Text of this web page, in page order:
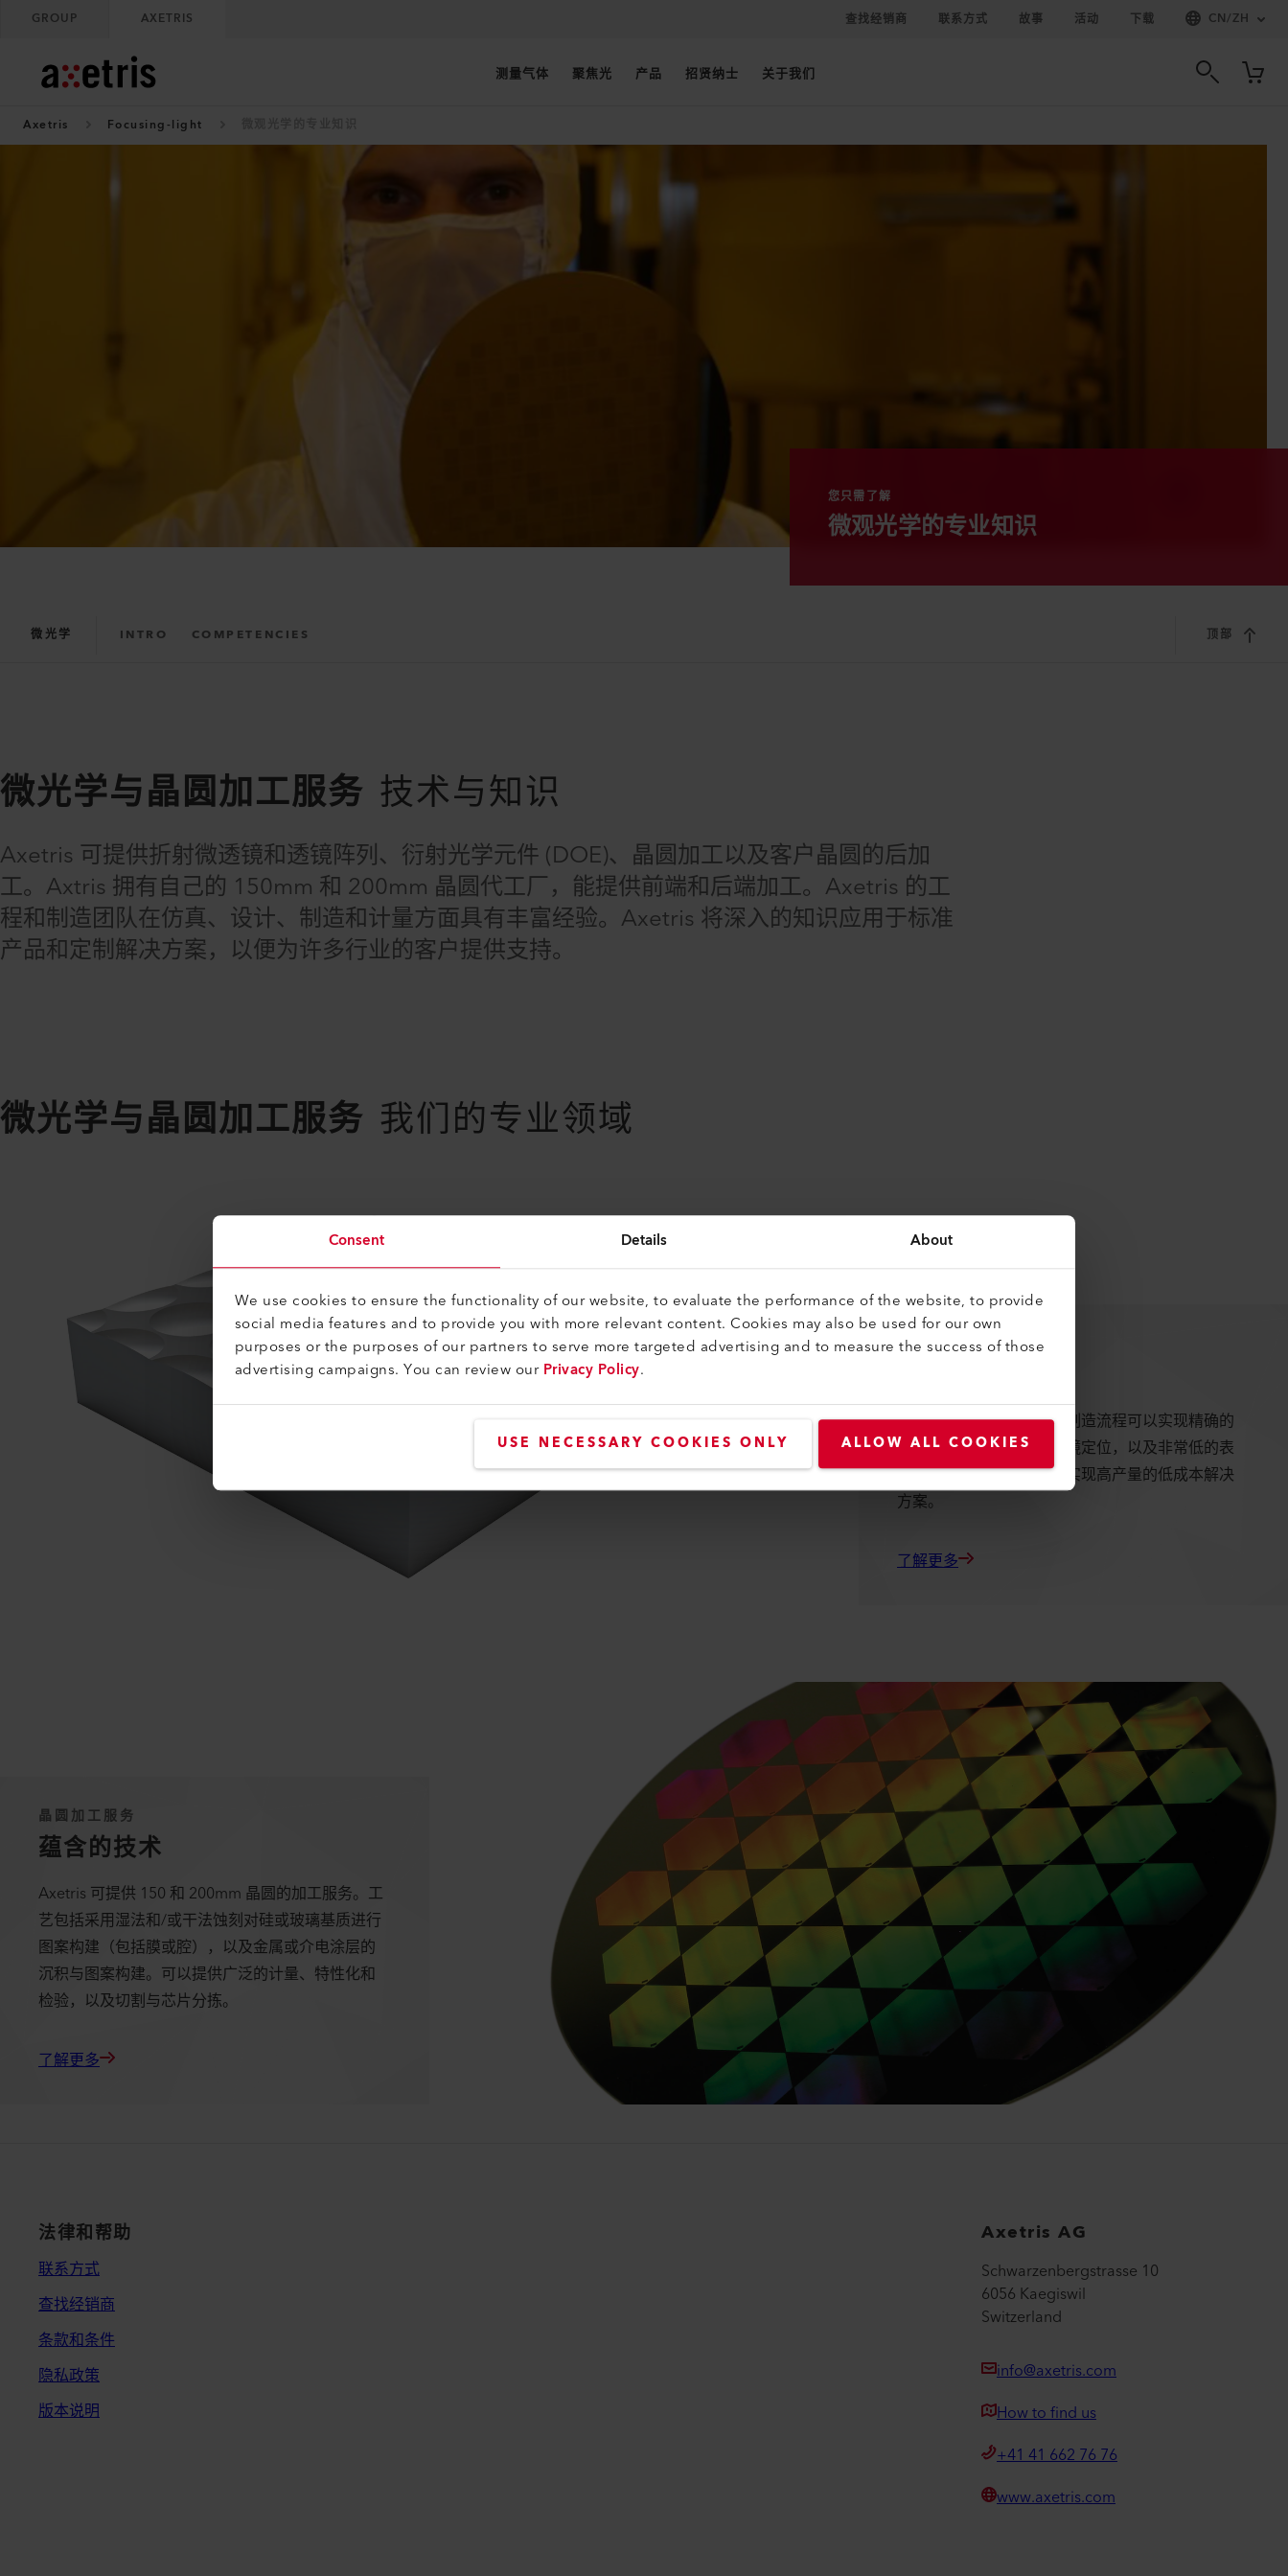
Consent Details About
We use cookies to ensure the functionality of our website, to evaluate the performance of the website, to provide
social media features and to provide you with more relevant content. Cookies may also be used for our own
purposes or the purposes of our partners to serve more targeted advertising and to measure the success of those
advertising campaigns. You can review ourPrivacy Policy.
USE NECESSARY COOKIES ONLY ALLOW ALL COOKIES
GROUP AXETRIS 查找经销商 联系方式 故事 活动 下载 CN/ZH
测量气体 聚焦光 产品 招贤纳士 关于我们
Axetris Focusing-light
您只需了解
微观光学的专业知识
微光学 INTRO COMPETENCIES 顶部
微光学与晶圆加工服务 技术与知识
Axetris 可提供折射微透镜和透镜阵列、衍射光学元件 (DOE)、晶圆加工以及客户晶圆的后加
工。Axtris 拥有自己的 150mm 和 200mm 晶圆代工厂，能提供前端和后端加工。Axetris 的工
程和制造团队在仿真、设计、制造和计量方面具有丰富经验。Axetris 将深入的知识应用于标准
产品和定制解决方案，以便为许多行业的客户提供支持。
微光学与晶圆加工服务 我们的专业领域
微光学
使用光刻、回流和蚀刻的制造流程可以实现精确的
透镜形状控制和准确的透镜定位，以及非常低的表
面粗糙度。晶圆级制造可实现高产量的低成本解决
方案。
了解更多
晶圆加工服务
蕴含的技术
Axetris 可提供 150 和 200mm 晶圆的加工服务。工
艺包括采用湿法和/或干法蚀刻对硅或玻璃基质进行
图案构建（包括膜或腔），以及金属或介电涂层的
沉积与图案构建。可以提供广泛的计量、特性化和
检验，以及切割与芯片分拣。
了解更多
法律和帮助
联系方式
查找经销商
条款和条件
隐私政策
版本说明
Axetris AG
Schwarzenbergstrasse 10
6056 Kaegiswil
Switzerland
info@axetris.com
How to find us
+41 41 662 76 76
www.axetris.com